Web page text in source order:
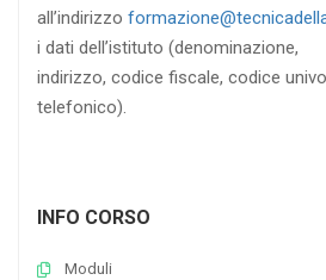
all’indirizzo
i dati dell’istituto (denominazione,
indirizzo, codice fiscale, codice
telefonico).
INFO CORSO
Moduli